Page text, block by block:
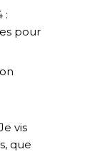
:
pour
vis
que